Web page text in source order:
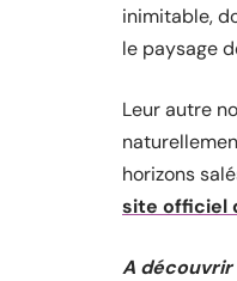
inimitable,
le paysage
Leur autre
horizons
site officiel
A découvrir